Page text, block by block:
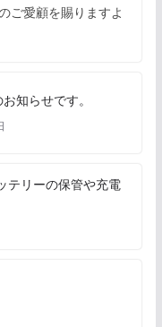
ご愛顧を賜りますよ
知らせです。
テリーの保管や充電